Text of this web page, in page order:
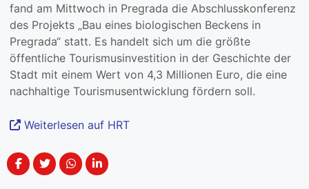
fand am Mittwoch in Pregrada die Abschlusskonferenz
des Projekts „Bau eines biologischen Beckens in
Pregrada“ statt. Es handelt sich um die größte
öffentliche Tourismusinvestition in der Geschichte der
Stadt mit einem Wert von 4,3 Millionen Euro, die eine
nachhaltige Tourismusentwicklung fördern soll.
Weiterlesen auf HRT